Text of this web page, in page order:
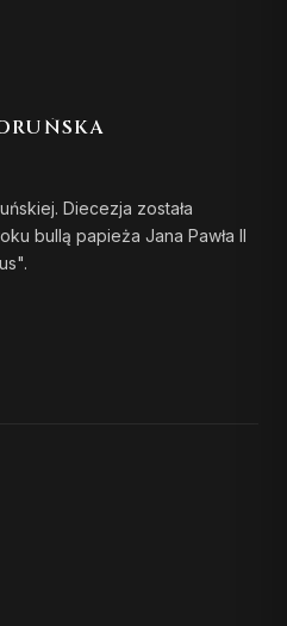
Diecezja została
bullą papieża Jana Pawła II